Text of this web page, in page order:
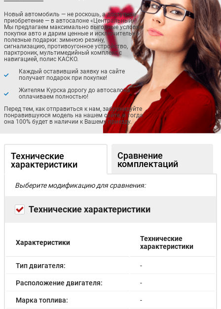
Новый автомобиль — не роскошь, а доступное
приобретение — в автосалоне «Центральный»!
Мы предлагаем максимально выгодные условия
покупки авто и дарим ценные и исключительно
полезные подарки: зимнюю резину,
сигнализацию, противоугонное устройство,
парктроник, мультимедийный комплекс с
навигацией, полис КАСКО.
Каждый оставивший заявку на сайте
получает подарок при покупке!
Жителям Курска дорогу до автосалона
оплачиваем полностью!
Перед тем, как отправиться к нам, забронируйте
понравившуюся модель на нашем сайте, и тогда
она 100% будет в наличии к Вашему приезду.
Технические
характеристики
Сравнение
комплектаций
Выберите модификацию для сравнения:
Технические характеристики
Характеристики
Технические
характеристики
Тип двигателя: -
Расположение двигателя: -
Марка топлива: -